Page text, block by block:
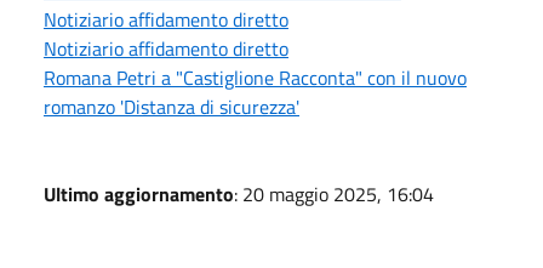
Notiziario affidamento diretto
Notiziario affidamento diretto
Romana Petri a "Castiglione Racconta" con il nuovo
romanzo 'Distanza di sicurezza'
Ultimo aggiornamento: 20 maggio 2025, 16:04